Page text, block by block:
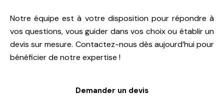
Notre équipe est à votre disposition pour répondre à
vos questions, vous guider dans vos choix ou établir un
devis sur mesure. Contactez-nous dès aujourd’hui pour
bénéficier de notre expertise !
Demander un devis